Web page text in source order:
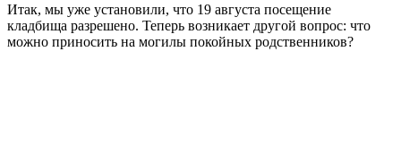
Итак, мы уже установили, что 19 августа посещение
кладбища разрешено. Теперь возникает другой вопрос: что
можно приносить на могилы покойных родственников?